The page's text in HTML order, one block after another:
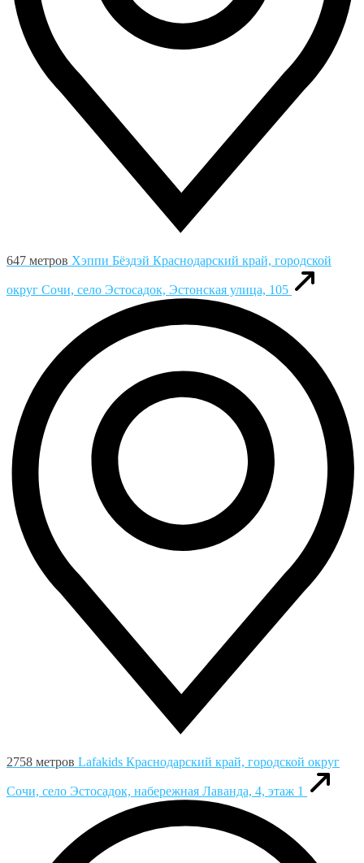
647 метров Хэппи Бёздэй Краснодарский край, городской
округ Сочи, село Эстосадок, Эстонская улица, 105
2758 метров Lafakids Краснодарский край, городской округ
Сочи, село Эстосадок, набережная Лаванда, 4, этаж 1